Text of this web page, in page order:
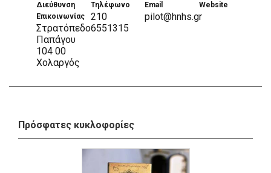
Διεύθυνση
Επικοινωνίας
Στρατόπεδο
Παπάγου
104 00
Χολαργός
Τηλέφωνο
210
6551315
Email
pilot@hnhs.gr
Website
Πρόσφατες κυκλοφορίες